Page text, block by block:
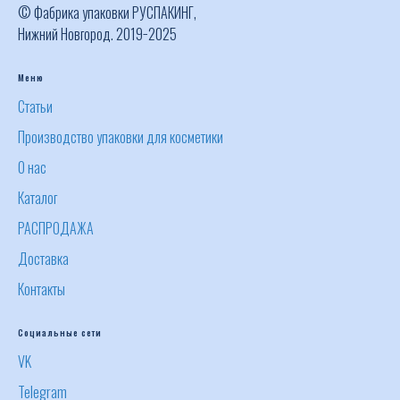
© Фабрика упаковки РУСПАКИНГ,
Нижний Новгород. 2019−2025
Меню
Статьи
Производство упаковки для косметики
О нас
Каталог
РАСПРОДАЖА
Доставка
Контакты
Социальные сети
VK
Telegram